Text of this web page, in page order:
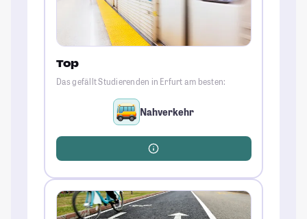
Top
Das gefällt Studierenden in Erfurt am besten:
Nahverkehr